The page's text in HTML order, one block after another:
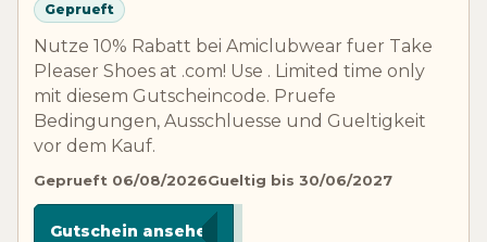
Geprueft
Nutze 10% Rabatt bei Amiclubwear fuer Take
Pleaser Shoes at .com! Use . Limited time only
mit diesem Gutscheincode. Pruefe
Bedingungen, Ausschluesse und Gueltigkeit
vor dem Kauf.
Geprueft 06/08/2026Gueltig bis 30/06/2027
******R10
Gutschein ansehen